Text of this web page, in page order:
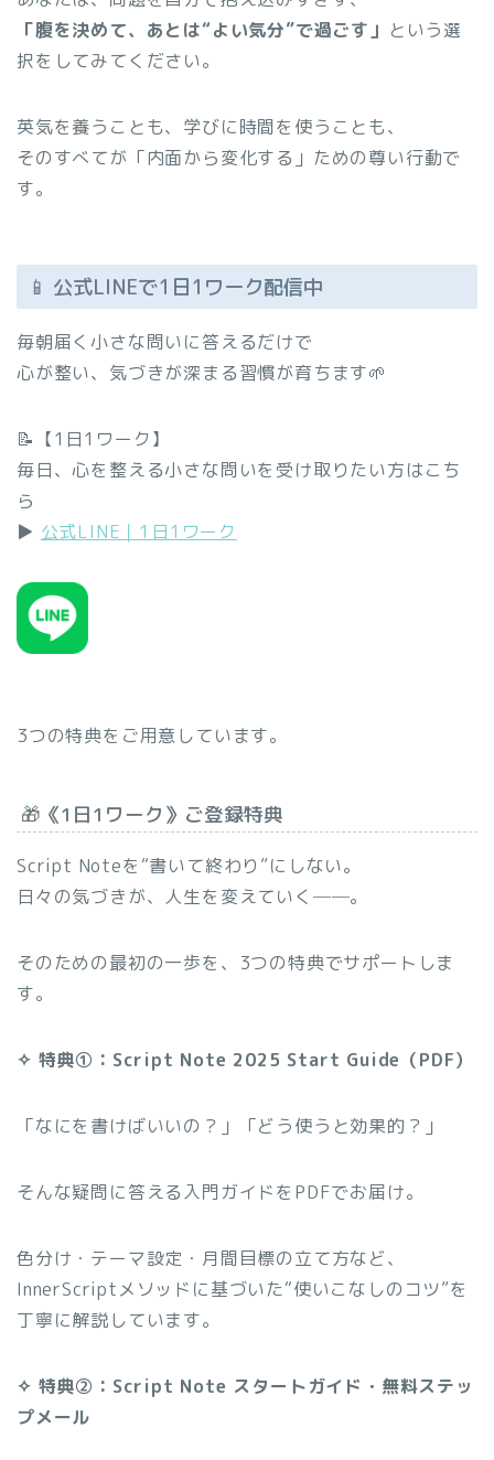
「腹を決めて、あとは“よい気分”で過ごす」 という選
択をしてみてください。
英気を養うことも、学びに時間を使うことも、
そのすべてが「内面から変化する」ための尊い行動で
す。
📱 公式LINEで1日1ワーク配信中
毎朝届く小さな問いに答えるだけで
心が整い、気づきが深まる習慣が育ちます🌱
📝【1日1ワーク】
毎日、心を整える小さな問いを受け取りたい方はこち
ら
▶︎ 公式LINE｜1日1ワーク
3つの特典をご用意しています。
🎁《1日1ワーク》ご登録特典
Script Noteを“書いて終わり”にしない。
日々の気づきが、人生を変えていく──。
そのための最初の一歩を、3つの特典でサポートしま
す。
✧ 特典①：Script Note 2025 Start Guide（PDF）
「なにを書けばいいの？」「どう使うと効果的？」
そんな疑問に答える入門ガイドをPDFでお届け。
色分け・テーマ設定・月間目標の立て方など、
InnerScriptメソッドに基づいた“使いこなしのコツ”を
丁寧に解説しています。
✧ 特典②：Script Note スタートガイド・無料ステッ
プメール